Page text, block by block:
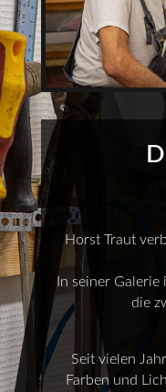
Horst Traut
In seiner Galerie
die
Seit vielen
Farben und